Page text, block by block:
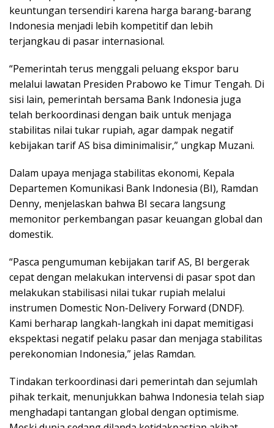
keuntungan tersendiri karena harga barang-barang
Indonesia menjadi lebih kompetitif dan lebih
terjangkau di pasar internasional.
“Pemerintah terus menggali peluang ekspor baru
melalui lawatan Presiden Prabowo ke Timur Tengah. Di
sisi lain, pemerintah bersama Bank Indonesia juga
telah berkoordinasi dengan baik untuk menjaga
stabilitas nilai tukar rupiah, agar dampak negatif
kebijakan tarif AS bisa diminimalisir,” ungkap Muzani.
Dalam upaya menjaga stabilitas ekonomi, Kepala
Departemen Komunikasi Bank Indonesia (BI), Ramdan
Denny, menjelaskan bahwa BI secara langsung
memonitor perkembangan pasar keuangan global dan
domestik.
“Pasca pengumuman kebijakan tarif AS, BI bergerak
cepat dengan melakukan intervensi di pasar spot dan
melakukan stabilisasi nilai tukar rupiah melalui
instrumen Domestic Non-Delivery Forward (DNDF).
Kami berharap langkah-langkah ini dapat memitigasi
ekspektasi negatif pelaku pasar dan menjaga stabilitas
perekonomian Indonesia,” jelas Ramdan.
Tindakan terkoordinasi dari pemerintah dan sejumlah
pihak terkait, menunjukkan bahwa Indonesia telah siap
menghadapi tantangan global dengan optimisme.